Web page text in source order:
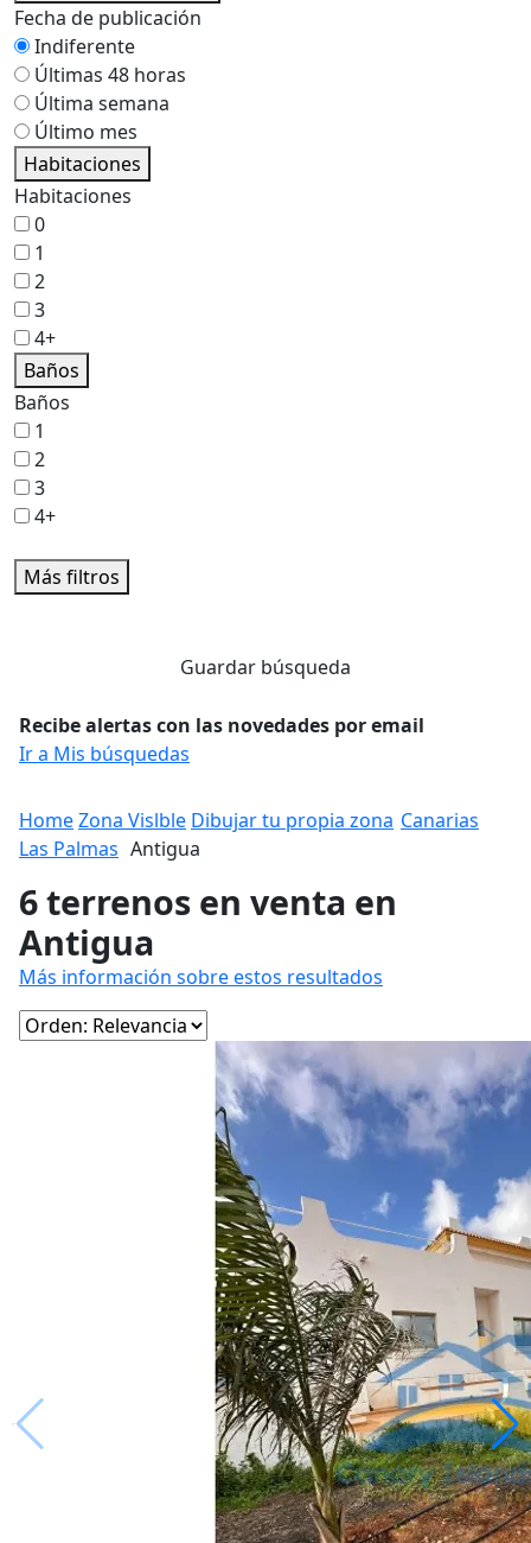
Fecha de publicación
Indiferente
Últimas 48 horas
Última semana
Último mes
Habitaciones
Habitaciones
0
1
2
3
4+
Baños
Baños
1
2
3
4+
Más filtros
Guardar búsqueda
Recibe alertas con las novedades por email
Ir a Mis búsquedas
HomeZona Vislble Dibujar tu propia zona Canarias
Las Palmas Antigua
6 terrenos en venta en
Antigua
Más información sobre estos resultados